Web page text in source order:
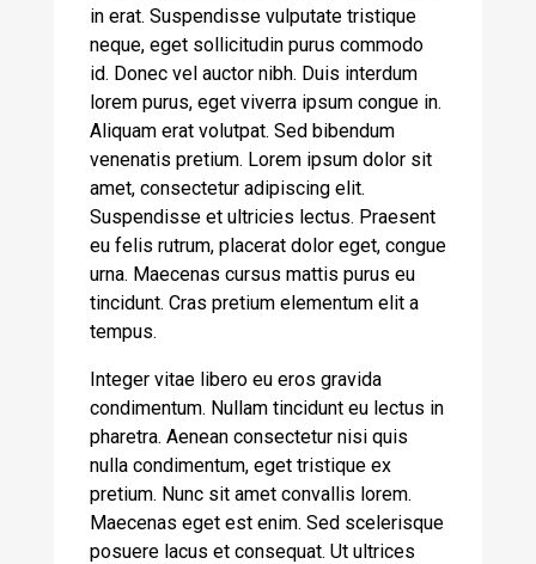
in erat. Suspendisse vulputate tristique
neque, eget sollicitudin purus commodo
id. Donec vel auctor nibh. Duis interdum
lorem purus, eget viverra ipsum congue in.
Aliquam erat volutpat. Sed bibendum
venenatis pretium. Lorem ipsum dolor sit
amet, consectetur adipiscing elit.
Suspendisse et ultricies lectus. Praesent
eu felis rutrum, placerat dolor eget, congue
urna. Maecenas cursus mattis purus eu
tincidunt. Cras pretium elementum elit a
tempus.
Integer vitae libero eu eros gravida
condimentum. Nullam tincidunt eu lectus in
pharetra. Aenean consectetur nisi quis
nulla condimentum, eget tristique ex
pretium. Nunc sit amet convallis lorem.
Maecenas eget est enim. Sed scelerisque
posuere lacus et consequat. Ut ultrices